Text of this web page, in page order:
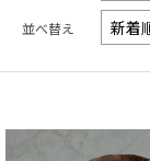
並べ替え